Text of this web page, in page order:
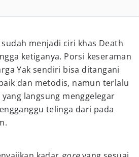
menjadi ciri khas Death
ketiganya. Porsi keseraman
Yak sendiri bisa ditangani
dan metodis, namun terlalu
langsung menggelegar
telinga dari pada